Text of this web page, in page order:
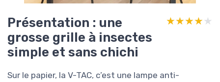
Présentation : une
grosse grille à insectes
simple et sans chichi
★★★★★
★★★★★
Sur le papier, la V-TAC, c’est une lampe anti-